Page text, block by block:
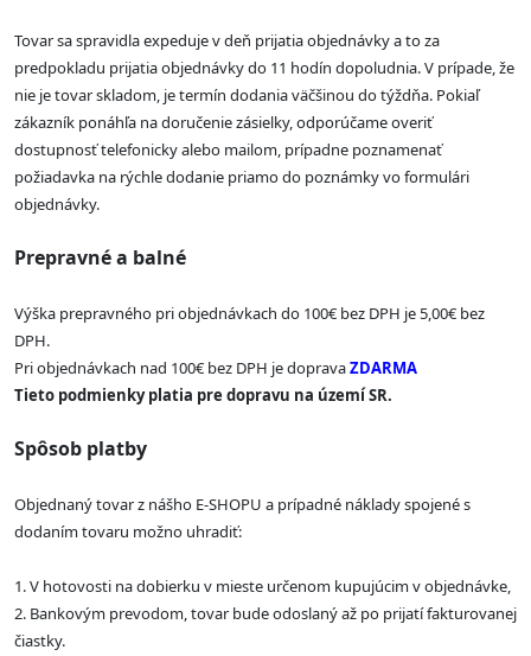
Tovar sa spravidla expeduje v deň prijatia objednávky a to za
predpokladu prijatia objednávky do 11 hodín dopoludnia. V prípade, že
nie je tovar skladom, je termín dodania väčšinou do týždňa. Pokiaľ
zákazník ponáhľa na doručenie zásielky, odporúčame overiť
dostupnosť telefonicky alebo mailom, prípadne poznamenať
požiadavka na rýchle dodanie priamo do poznámky vo formulári
objednávky.
Prepravné a balné
Výška prepravného pri objednávkach do 100€ bez DPH je 5,00€ bez
DPH.
Pri objednávkach nad 100€ bez DPH je dopravaZDARMA
Tieto podmienky platia pre dopravu na území SR.
Spôsob platby
Objednaný tovar z nášho E-SHOPU a prípadné náklady spojené s
dodaním tovaru možno uhradiť:
1. V hotovosti na dobierku v mieste určenom kupujúcim v objednávke,
2. Bankovým prevodom, tovar bude odoslaný až po prijatí fakturovanej
čiastky.